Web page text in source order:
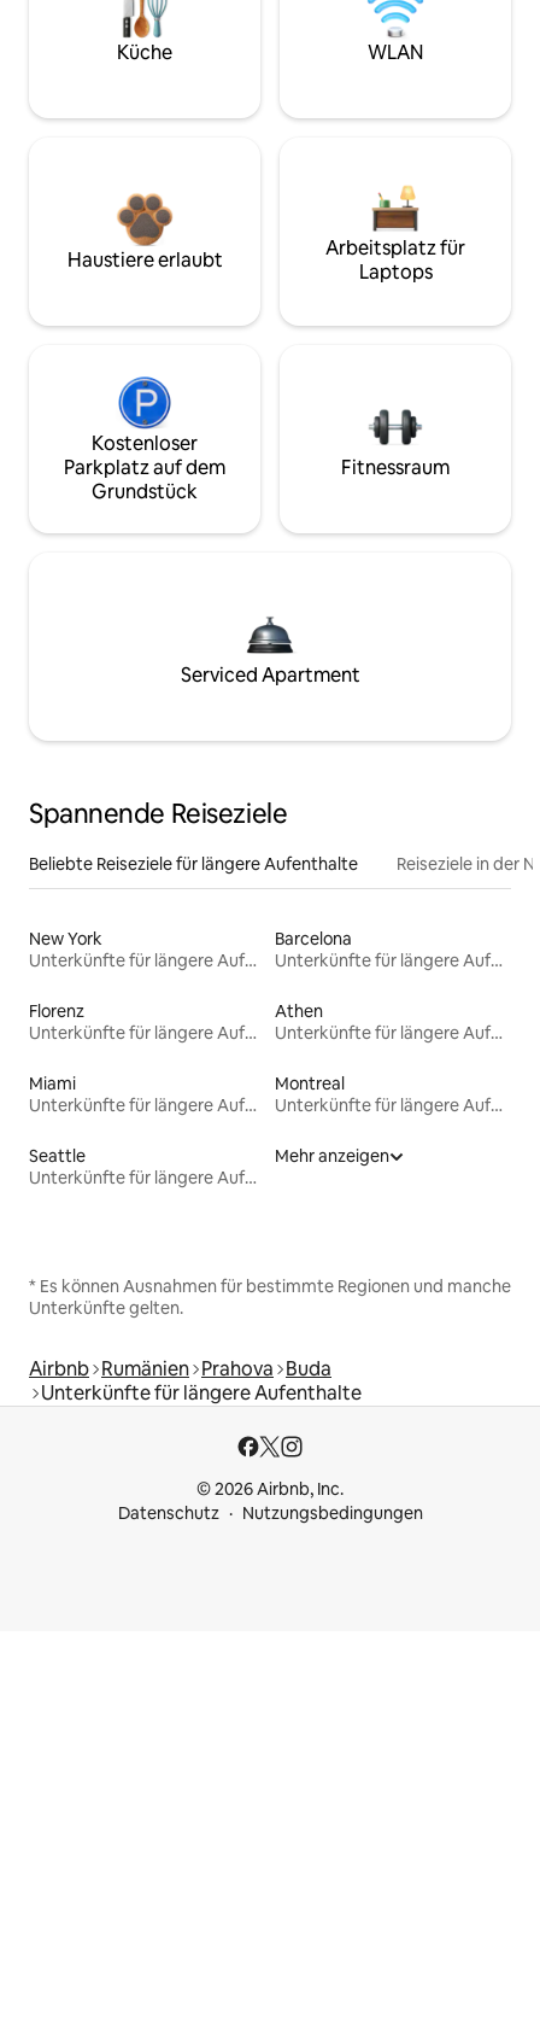
Küche WLAN
Haustiere erlaubt
Arbeitsplatz für
Laptops
Kostenloser
Parkplatz auf dem
Grundstück
Fitnessraum
Serviced Apartment
Spannende Reiseziele
Beliebte Reiseziele für längere Aufenthalte Reiseziele in der
New York
Unterkünfte für längere Aufenthalte
Barcelona
Unterkünfte für längere Aufenthalte
Florenz
Unterkünfte für längere Aufenthalte
Athen
Unterkünfte für längere Aufenthalte
Miami
Unterkünfte für längere Aufenthalte
Montreal
Unterkünfte für längere Aufenthalte
Seattle
Unterkünfte für längere Aufenthalte
Mehr anzeigen
* Es können Ausnahmen für bestimmte Regionen und manche
Unterkünfte gelten.
Airbnb Rumänien Prahova Buda
Unterkünfte für längere Aufenthalte
© 2026 Airbnb, Inc.
Datenschutz
Nutzungsbedingungen